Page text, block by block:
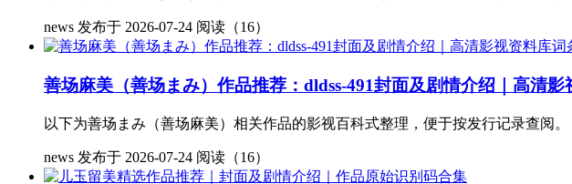
news 发布于 2026-07-24 阅读（16）
善场麻美（善场まみ）作品推荐：dldss-491封面及剧情介绍｜高清影
以下为善场まみ（善场麻美）相关作品的影视百科式整理，便于按发行记录查阅
news 发布于 2026-07-24 阅读（16）